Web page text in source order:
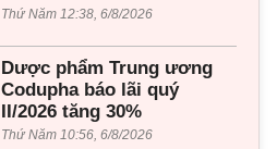
Thứ Năm 12:38, 6/8/2026
Dược phẩm Trung ương
Codupha báo lãi quý
II/2026 tăng 30%
Thứ Năm 10:56, 6/8/2026